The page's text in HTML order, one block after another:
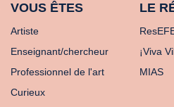
VOUS ÊTES
Artiste
Enseignant/chercheur
Professionnel de l'art
Curieux
LE
¡Viva
MIAS